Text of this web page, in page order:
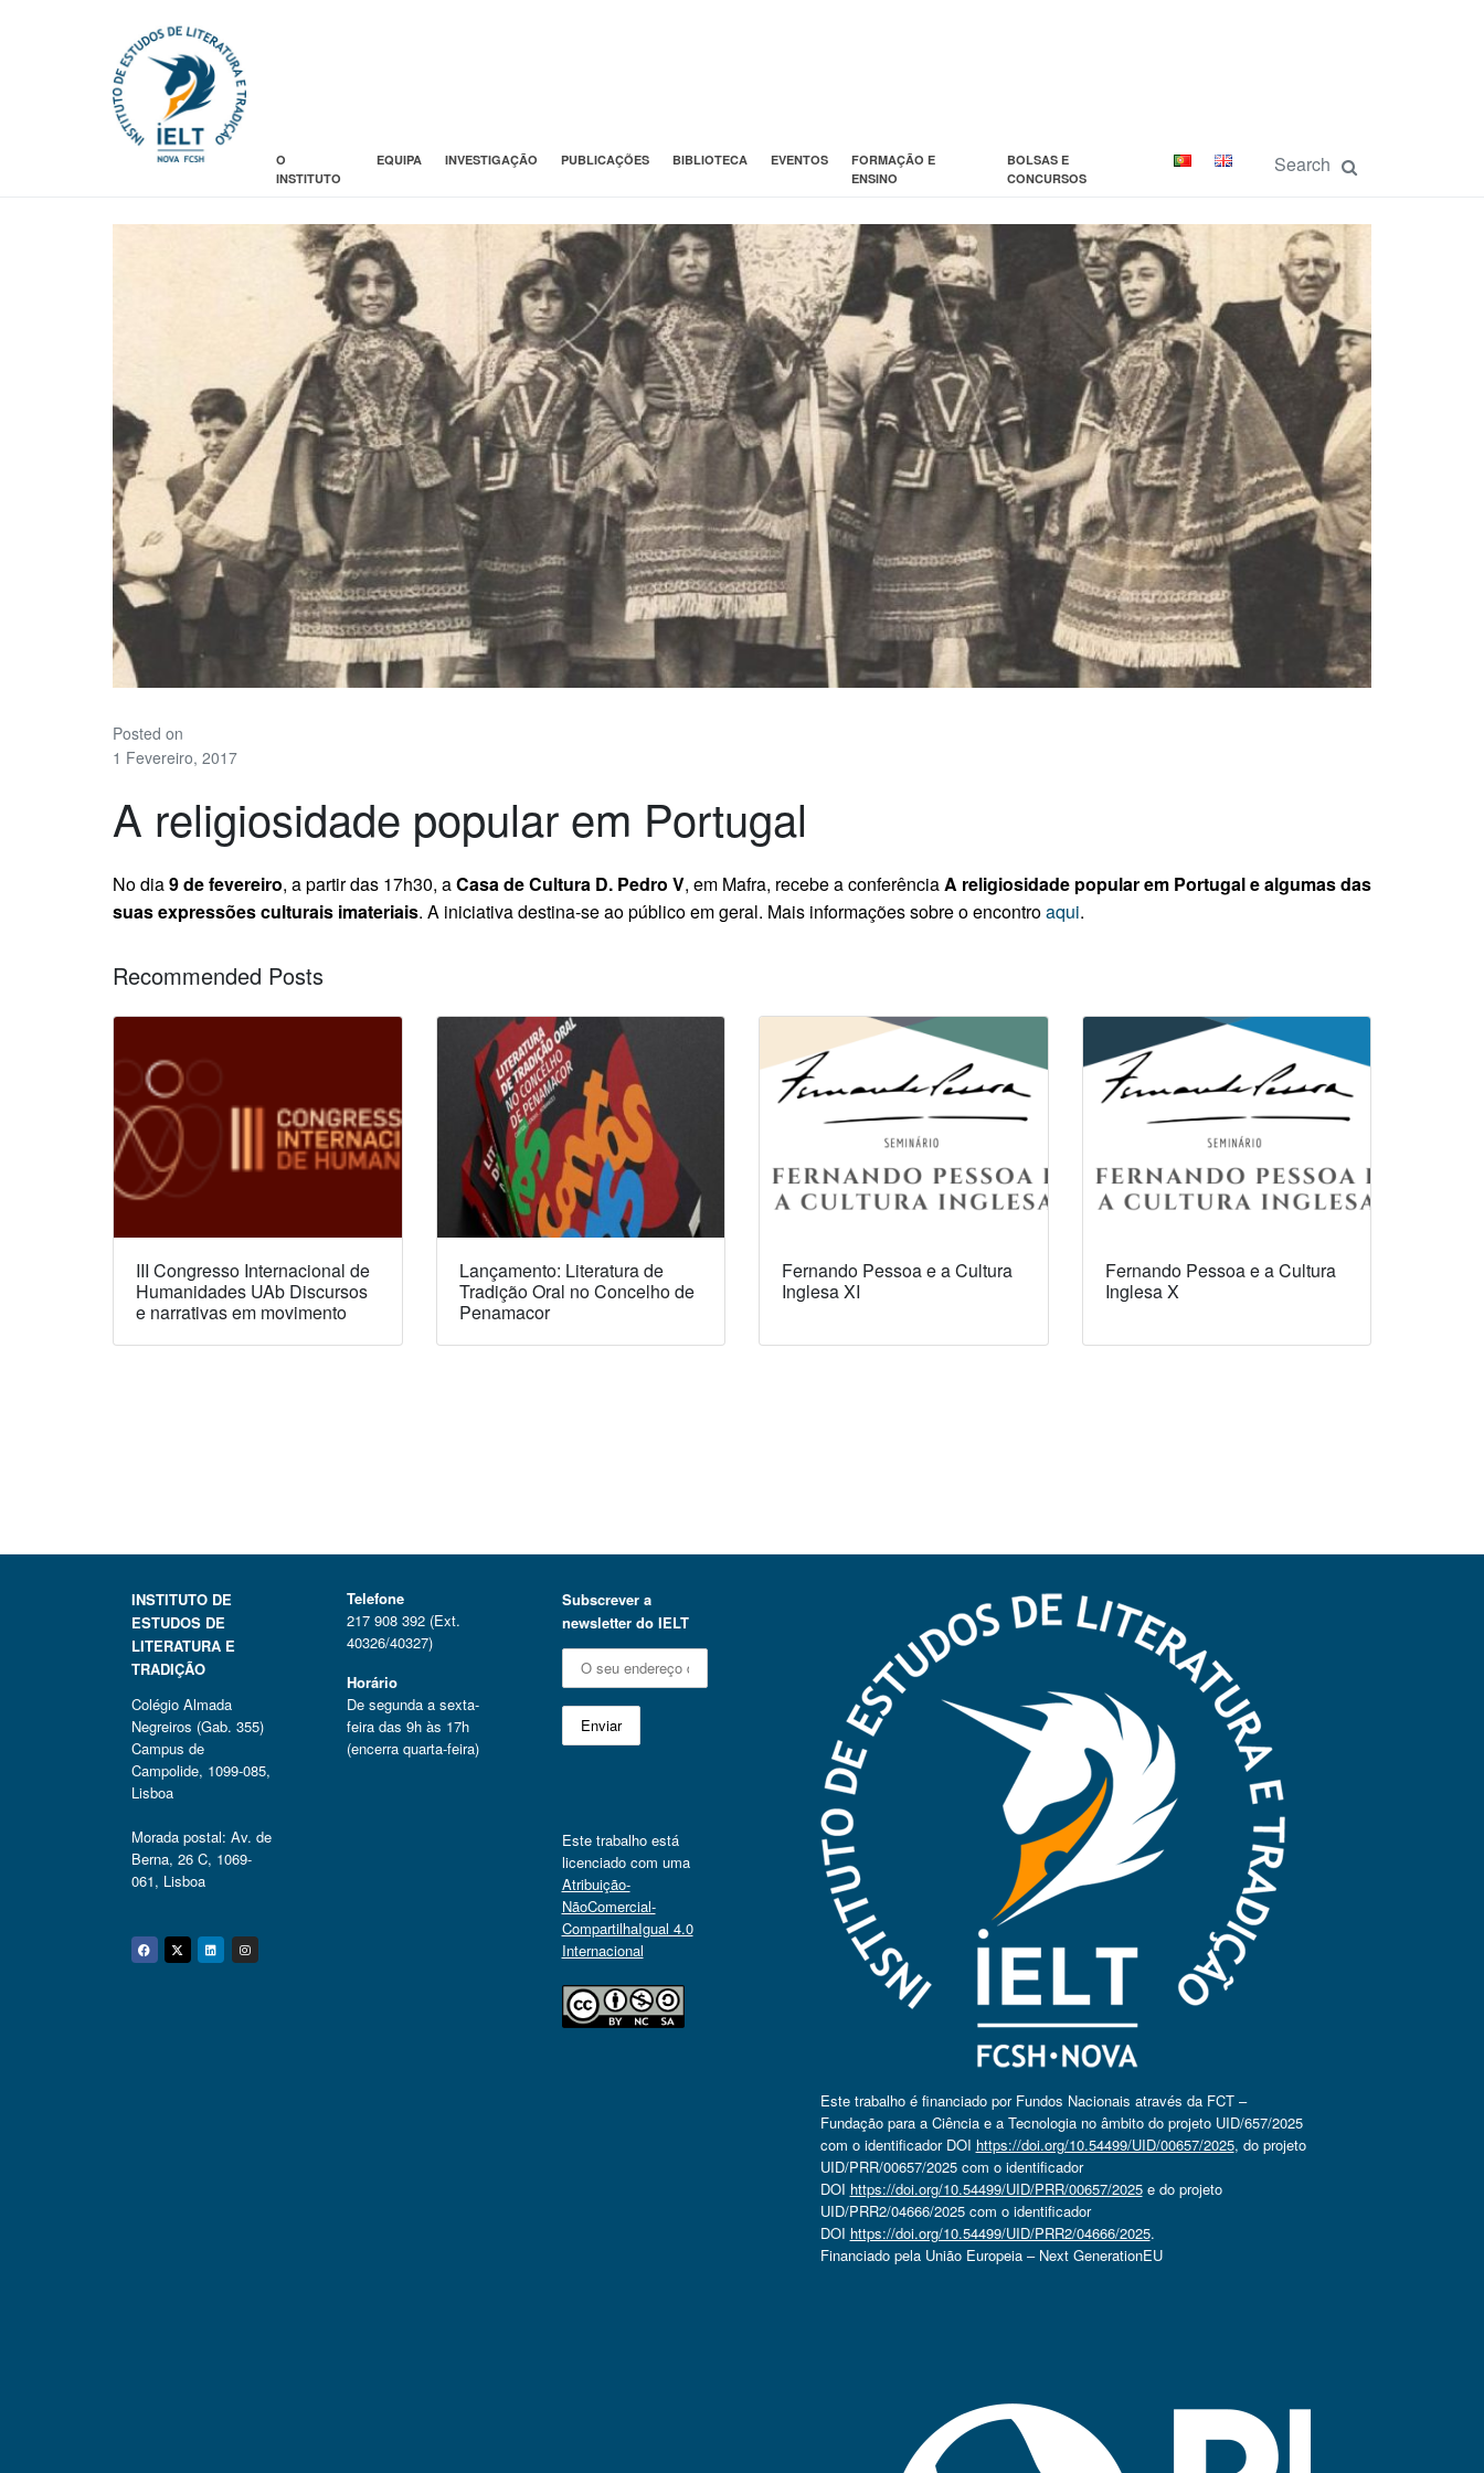
O
INSTITUTO
EQUIPA INVESTIGAÇÃO PUBLICAÇÕES BIBLIOTECA EVENTOS
FORMAÇÃO E
ENSINO
BOLSAS E
CONCURSOS
Posted on
1 Fevereiro, 2017
A religiosidade popular em Portugal
No dia9 de fevereiro, a partir das 17h30, aCasa de Cultura D. Pedro V, em Mafra, recebe a conferênciaA religiosidade popular em Portugal e algumas das
suas expressões culturais imateriais. A iniciativa destina-se ao público em geral. Mais informações sobre o encontroaqui.
Recommended Posts
III Congresso Internacional de
Humanidades UAb Discursos
e narrativas em movimento
Lançamento: Literatura de
Tradição Oral no Concelho de
Penamacor
Fernando Pessoa e a Cultura
Inglesa XI
Fernando Pessoa e a Cultura
Inglesa X
INSTITUTO DE
ESTUDOS DE
LITERATURA E
TRADIÇÃO
Colégio Almada
Negreiros (Gab. 355)
Campus de
Campolide, 1099-085,
Lisboa
Morada postal: Av. de
Berna, 26 C, 1069-
061, Lisboa
Facebook
Twitter
Linkedin
Instagram
Telefone
217 908 392 (Ext.
40326/40327)
Horário
De segunda a sexta-
feira das 9h às 17h
(encerra quarta-feira)
Subscrever a
newsletter do IELT
Este trabalho está
licenciado com uma
Atribuição-
NãoComercial-
CompartilhaIgual 4.0
Internacional
Este trabalho é financiado por Fundos Nacionais através da FCT –
Fundação para a Ciência e a Tecnologia no âmbito do projeto UID/657/2025
com o identificador DOI https://doi.org/10.54499/UID/00657/2025, do projeto
UID/PRR/00657/2025 com o identificador
DOI https://doi.org/10.54499/UID/PRR/00657/2025e do projeto
UID/PRR2/04666/2025 com o identificador
DOI https://doi.org/10.54499/UID/PRR2/04666/2025.
Financiado pela União Europeia – Next GenerationEU